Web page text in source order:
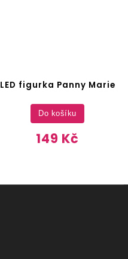
LED figurka Panny Marie
149 Kč
Do košíku